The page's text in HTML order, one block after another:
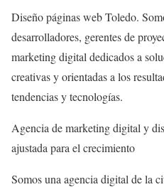
Diseño páginas web Toledo.
desarrolladores, gerentes de
marketing digital dedicados a
creativas y orientadas a los
tendencias y tecnologías.
Agencia de marketing digital y
ajustada para el crecimiento
Somos una agencia digital de la